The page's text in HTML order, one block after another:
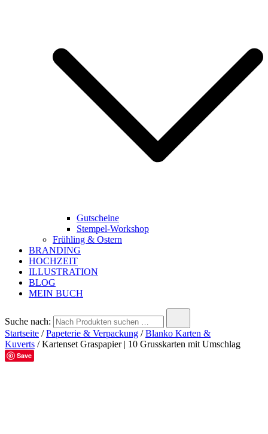
Gutscheine
Stempel-Workshop
Frühling & Ostern
BRANDING
HOCHZEIT
ILLUSTRATION
BLOG
MEIN BUCH
Suche nach:
Startseite /Papeterie & Verpackung /Blanko Karten &
Kuverts / Kartenset Graspapier | 10 Grusskarten mit Umschlag
Save